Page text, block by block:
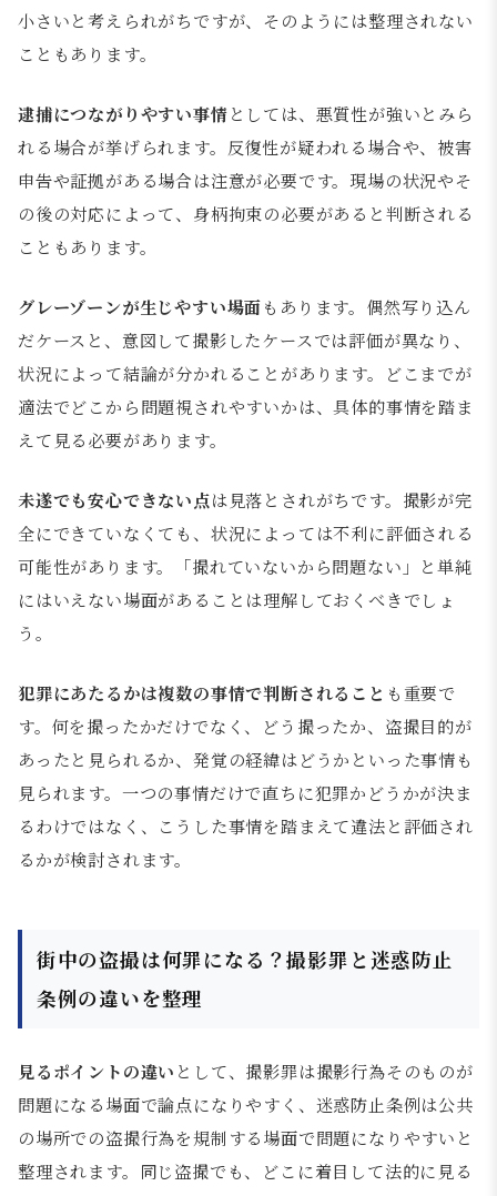
小さいと考えられがちですが、そのようには整理されない
こともあります。
逮捕につながりやすい事情としては、悪質性が強いとみら
れる場合が挙げられます。反復性が疑われる場合や、被害
申告や証拠がある場合は注意が必要です。現場の状況やそ
の後の対応によって、身柄拘束の必要があると判断される
こともあります。
グレーゾーンが生じやすい場面もあります。偶然写り込ん
だケースと、意図して撮影したケースでは評価が異なり、
状況によって結論が分かれることがあります。どこまでが
適法でどこから問題視されやすいかは、具体的事情を踏ま
えて見る必要があります。
未遂でも安心できない点は見落とされがちです。撮影が完
全にできていなくても、状況によっては不利に評価される
可能性があります。「撮れていないから問題ない」と単純
にはいえない場面があることは理解しておくべきでしょ
う。
犯罪にあたるかは複数の事情で判断されること も重要で
す。何を撮ったかだけでなく、どう撮ったか、盗撮目的が
あったと見られるか、発覚の経緯はどうかといった事情も
見られます。一つの事情だけで直ちに犯罪かどうかが決ま
るわけではなく、こうした事情を踏まえて違法と評価され
るかが検討されます。
街中の盗撮は何罪になる？撮影罪と迷惑防止
条例の違いを整理
見るポイントの違い として、撮影罪は撮影行為そのものが
問題になる場面で論点になりやすく、迷惑防止条例は公共
の場所での盗撮行為を規制する場面で問題になりやすいと
整理されます。同じ盗撮でも、どこに着目して法的に見る